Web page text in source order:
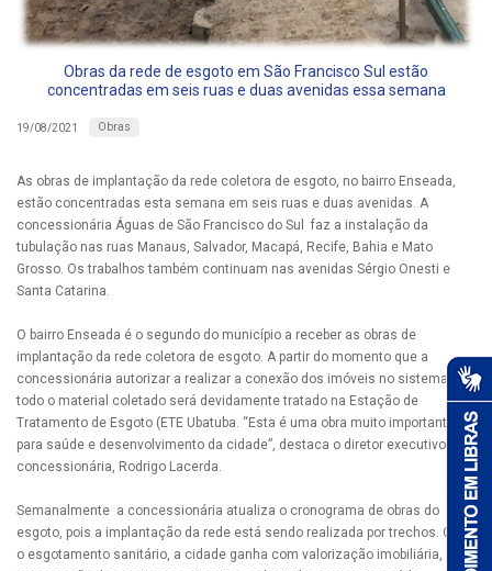
Obras da rede de esgoto em São Francisco Sul estão
concentradas em seis ruas e duas avenidas essa semana
19/08/2021 Obras
As obras de implantação da rede coletora de esgoto, no bairro Enseada,
estão concentradas esta semana em seis ruas e duas avenidas. A
concessionária Águas de São Francisco do Sul faz a instalação da
tubulação nas ruas Manaus, Salvador, Macapá, Recife, Bahia e Mato
Grosso. Os trabalhos também continuam nas avenidas Sérgio Onesti e
Santa Catarina.
O bairro Enseada é o segundo do município a receber as obras de
implantação da rede coletora de esgoto. A partir do momento que a
concessionária autorizar a realizar a conexão dos imóveis no sistema,
todo o material coletado será devidamente tratado na Estação de
Tratamento de Esgoto (ETE Ubatuba. “Esta é uma obra muito importante
para saúde e desenvolvimento da cidade”, destaca o diretor executivo da
concessionária, Rodrigo Lacerda.
Semanalmente a concessionária atualiza o cronograma de obras do
esgoto, pois a implantação da rede está sendo realizada por trechos. Com
o esgotamento sanitário, a cidade ganha com valorização imobiliária,